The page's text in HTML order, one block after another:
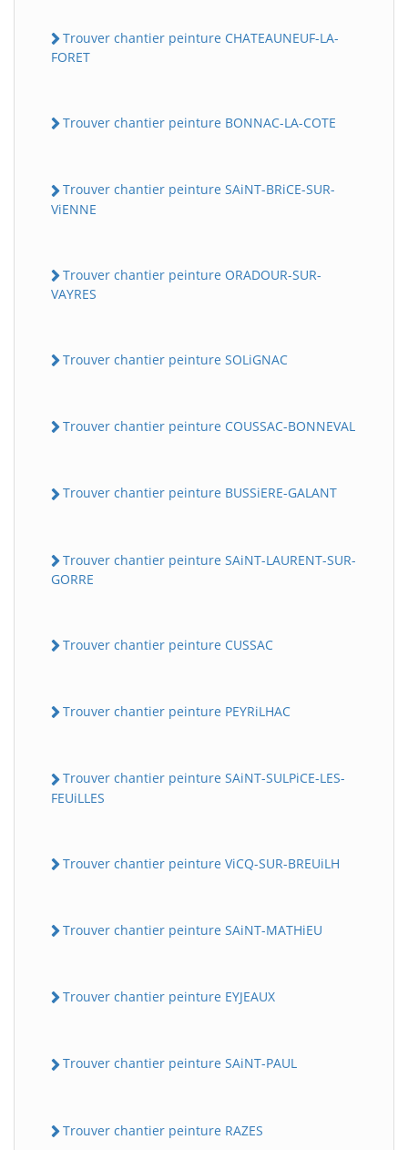
Trouver chantier peinture CHATEAUNEUF-LA-
FORET
Trouver chantier peinture BONNAC-LA-COTE
Trouver chantier peinture SAiNT-BRiCE-SUR-
ViENNE
Trouver chantier peinture ORADOUR-SUR-
VAYRES
Trouver chantier peinture SOLiGNAC
Trouver chantier peinture COUSSAC-BONNEVAL
Trouver chantier peinture BUSSiERE-GALANT
Trouver chantier peinture SAiNT-LAURENT-SUR-
GORRE
Trouver chantier peinture CUSSAC
Trouver chantier peinture PEYRiLHAC
Trouver chantier peinture SAiNT-SULPiCE-LES-
FEUiLLES
Trouver chantier peinture ViCQ-SUR-BREUiLH
Trouver chantier peinture SAiNT-MATHiEU
Trouver chantier peinture EYJEAUX
Trouver chantier peinture SAiNT-PAUL
Trouver chantier peinture RAZES